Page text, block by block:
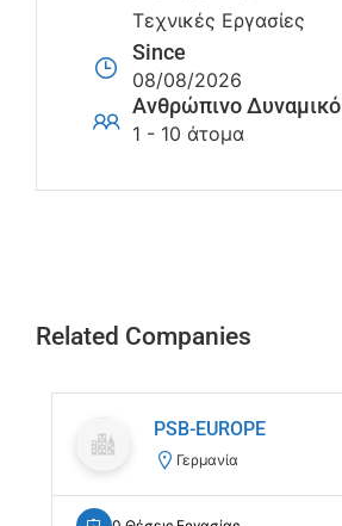
Τεχνικές Εργασίες
Since
08/08/2026
Ανθρώπινο Δυναμικό
1 - 10 άτομα
Related Companies
PSB-EUROPE
Γερμανία